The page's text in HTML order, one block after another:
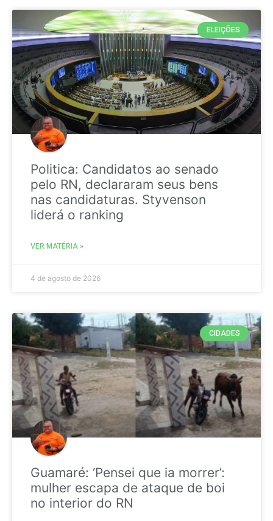
ELEIÇÕES
Politica: Candidatos ao senado
pelo RN, declararam seus bens
nas candidaturas. Styvenson
liderá o ranking
VER MATÉRIA »
4 de agosto de 2026
CIDADES
Guamaré: ‘Pensei que ia morrer’:
mulher escapa de ataque de boi
no interior do RN